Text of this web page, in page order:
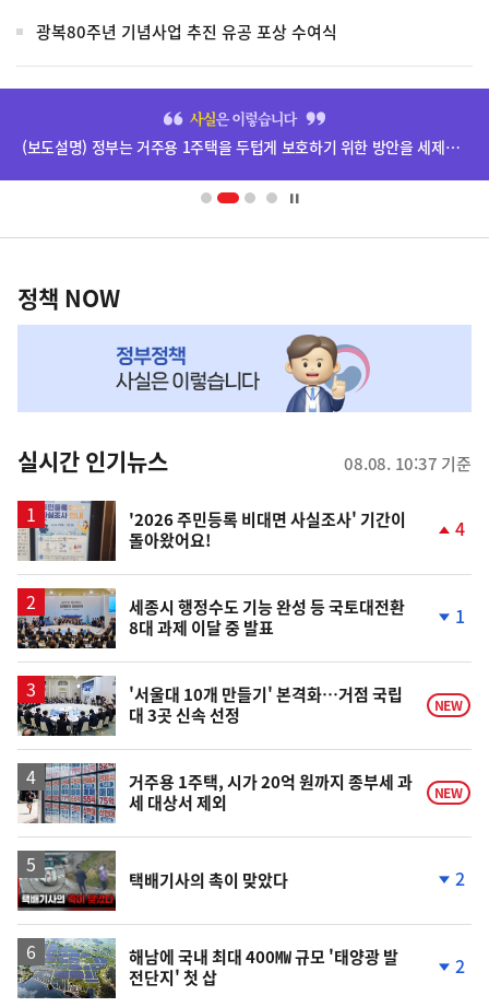
광복80주년 기념사업 추진 유공 포상 수여식
영
책
NOW,
뉴
스
정책 NOW
실시간 인기뉴스 08.08. 10:37 기준
'2026 주민등록 비대면 사실조사' 기간이
돌아왔어요!
상
4
세종시 행정수도 기능 완성 등 국토대전환
8대 과제 이달 중 발표
하
락
1
'서울대 10개 만들기' 본격화…거점 국립
대 3곳 신속 선정
NEW
거주용 1주택, 시가 20억 원까지 종부세 과
세 대상서 제외
NEW
영
상
택배기사의 촉이 맞았다
하
2
해남에 국내 최대 400㎿ 규모 '태양광 발
전단지' 첫 삽
2